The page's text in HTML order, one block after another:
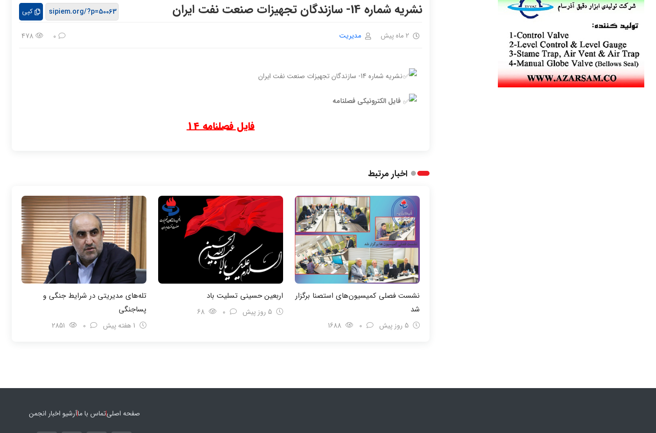
نشریه شماره 14- سازندگان تجهیزات صنعت نفت ایران کپی
2 ماه پیش مدیریت 0
478
نشریه شماره 14- سازندگان تجهیزات صنعت نفت ایران
فایل الکترونیکی فصلنامه
فایل فصلنامه 14
اخبار مرتبط
نشست فصلی کمیسیون‌های استصنا برگزار
شد
اربعین حسینی تسلیت باد
تله‌های مدیریتی در شرایط جنگی و
پسا‌جنگی
صفحه اصلیتماس با ماآرشیو اخبار انجمن